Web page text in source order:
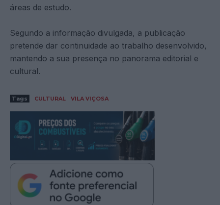
áreas de estudo.
Segundo a informação divulgada, a publicação
pretende dar continuidade ao trabalho desenvolvido,
mantendo a sua presença no panorama editorial e
cultural.
Tags CULTURAL VILA VIÇOSA